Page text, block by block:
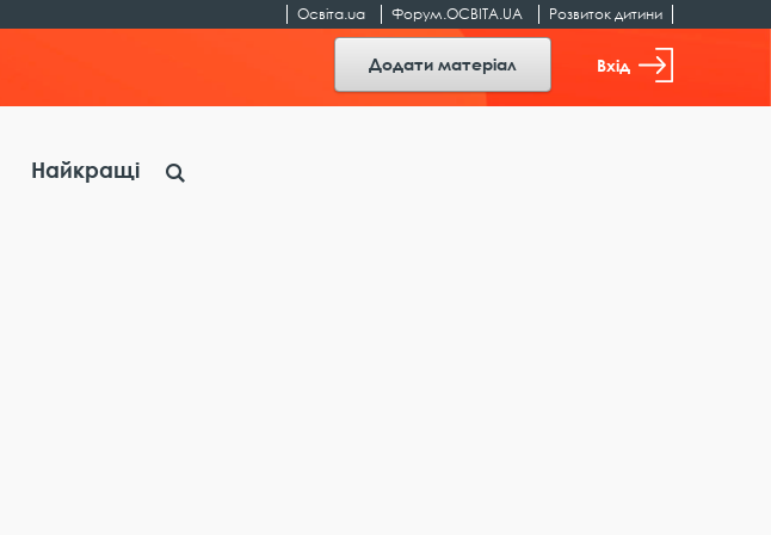
Освіта.ua Форум.ОСВІТА.UA Розвиток дитини
Додати матеріал Вхід
Найкращі